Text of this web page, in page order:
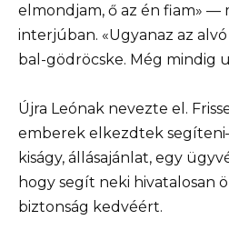
elmondjam, ő az én fiam» —
interjúban. «Ugyanaz az
bal-gödröcske. Még mindig
Újra Leónak nevezte el.
emberek elkezdtek
kiságy, állásajánlat, egy
hogy segít neki hivatalosan
biztonság kedvéért.